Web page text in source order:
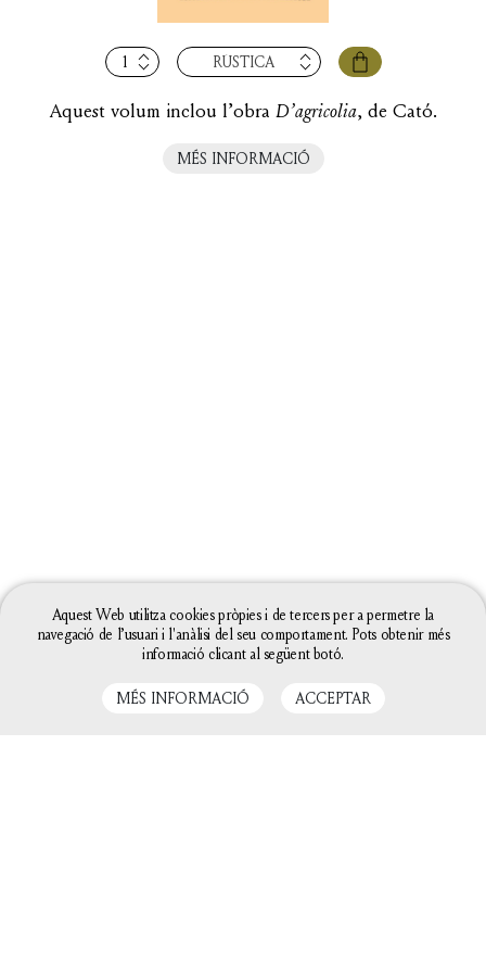
quantitat
de
D’agricolia
RÚSTICA
Aquest volum inclou l’obra D’agricolia, de Cató.
MÉS INFORMACIÓ
Aquest Web utilitza cookies pròpies i de tercers per a permetre la
navegació de l’usuari i l'anàlisi del seu comportament. Pots obtenir més
informació clicant al següent botó.
MÉS INFORMACIÓ ACCEPTAR